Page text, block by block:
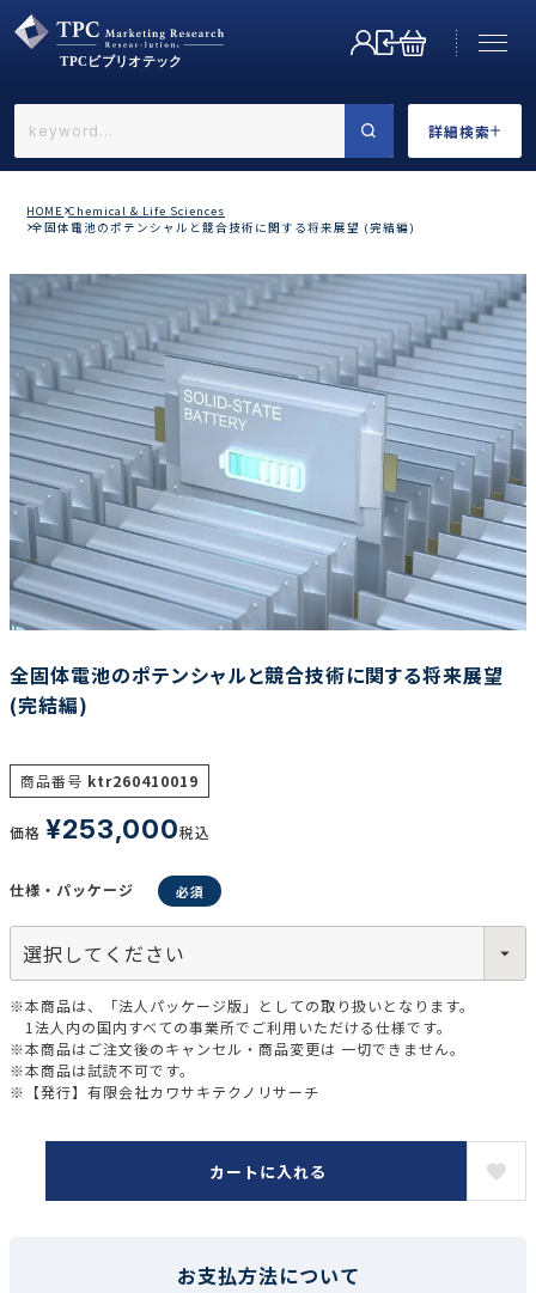
詳細検索
←戻る
業界で選ぶ
カテゴリで選ぶ
調査の種類で選ぶ
リセット
HOME Chemical & Life Sciences
全固体電池のポテンシャルと競合技術に関する将来展望 (完結編)
全固体電池のポテンシャルと競合技術に関する将来展望
(完結編)
商品番号 ktr260410019
価格 ¥253,000税込
仕様・パッケージ
※本商品は、「法人パッケージ版」としての取り扱いとなります。
1法人内の国内すべての事業所でご利用いただける仕様です。
※本商品はご注文後のキャンセル・商品変更は 一切できません。
※本商品は試読不可です。
※【発行】有限会社カワサキテクノリサーチ
カートに入れる
お支払方法について